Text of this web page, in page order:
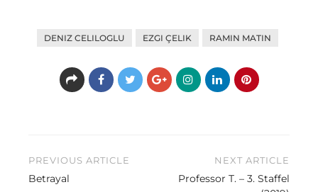
DENIZ CELILOGLU EZGI ÇELIK RAMIN MATIN
Beitragsnavigation
PREVIOUS ARTICLE
Betrayal
NEXT ARTICLE
Professor T. – 3. Staffel